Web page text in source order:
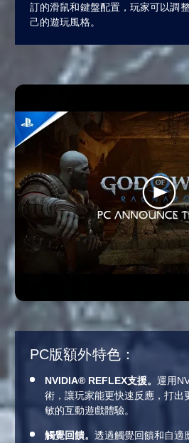
訂的滑鼠和鍵盤配置，玩家可以調
己的遊玩風格。
PC版額外特色：
NVIDIA® REFLEX支援。 運用
術，讓玩家能更快速反應，打出
敏的互動遊戲體驗。
觸覺回饋。 透過觸覺回饋和自適